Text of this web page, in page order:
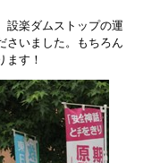
設楽ダムストップの運
さいました。もちろん
ます！